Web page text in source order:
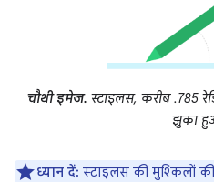
चौथी इमेज. स्टाइलस, करीब .785
झुका
ध्यान दें: स्टाइलस की मुश्किलों